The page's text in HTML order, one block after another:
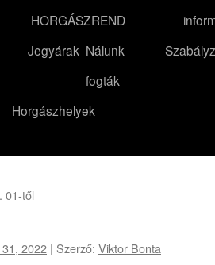
HORGÁSZREND
Jegyárak Nálunk
fogták
Horgászhelyek
01-től
2022 | Szerző: Viktor Bonta